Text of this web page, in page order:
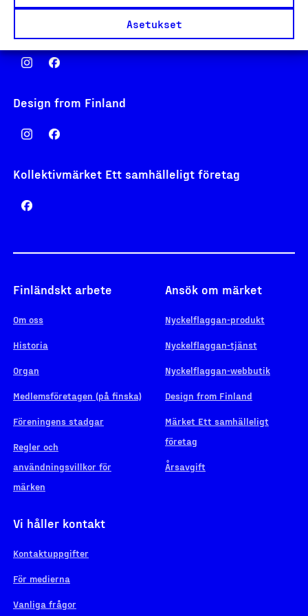
Asetukset
Design from Finland
Kollektivmärket Ett samhälleligt företag
Finländskt arbete
Om oss
Historia
Organ
Medlemsföretagen (på finska)
Föreningens stadgar
Regler och
användningsvillkor för
märken
Ansök om märket
Nyckelflaggan-produkt
Nyckelflaggan-tjänst
Nyckelflaggan-webbutik
Design from Finland
Märket Ett samhälleligt
företag
Årsavgift
Vi håller kontakt
Kontaktuppgifter
För medierna
Vanliga frågor